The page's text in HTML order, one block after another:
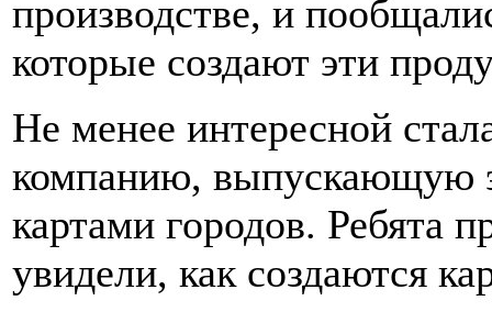
производстве, и
которые создают эти
Не менее интересной
компанию, выпускающую
картами городов. Ребята
увидели, как создаются